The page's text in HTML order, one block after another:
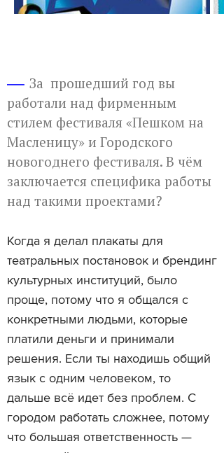
За прошедший год вы
работали над фирменным
стилем фестиваля «Пешком на
Масленицу» и Городского
новогоднего фестиваля. В чём
заключается специфика работы
над такими проектами?
Когда я делал плакаты для
театральных постановок и брендинг
культурных институций, было
проще, потому что я общался с
конкретными людьми, которые
платили деньги и принимали
решения. Если ты находишь общий
язык с одним человеком, то
дальше всё идет без проблем. С
городом работать сложнее, потому
что большая ответственность —